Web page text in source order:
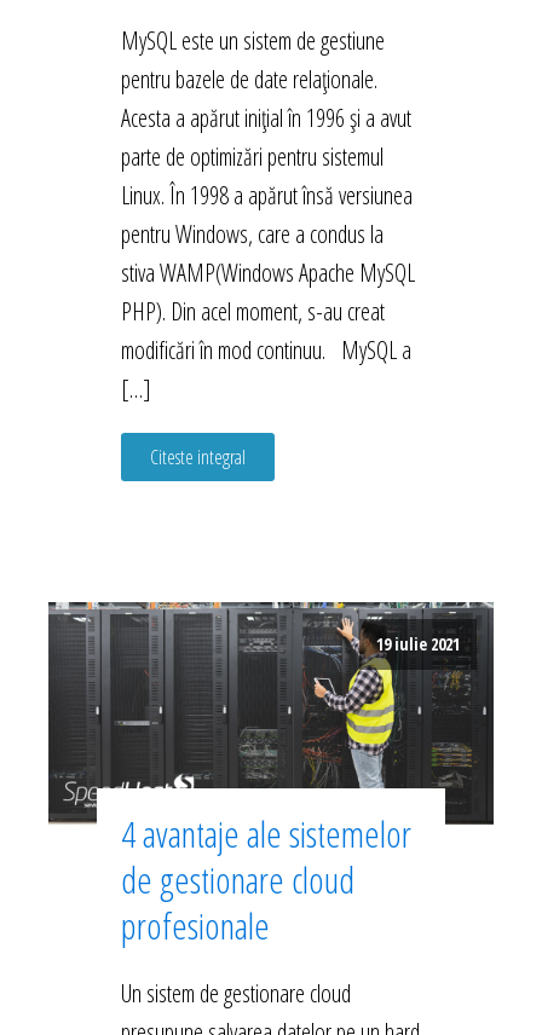
MySQL este un sistem de gestiune
pentru bazele de date relaționale.
Acesta a apărut inițial în 1996 și a avut
parte de optimizări pentru sistemul
Linux. În 1998 a apărut însă versiunea
pentru Windows, care a condus la
stiva WAMP(Windows Apache MySQL
PHP). Din acel moment, s-au creat
modificări în mod continuu. MySQL a
[…]
Citeste integral
19 iulie 2021
4 avantaje ale sistemelor
de gestionare cloud
profesionale
Un sistem de gestionare cloud